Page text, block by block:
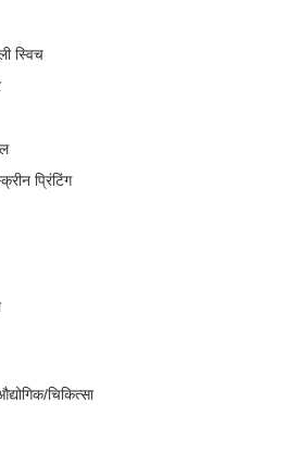
स्विच
प्रिंटिंग
चिकित्सा